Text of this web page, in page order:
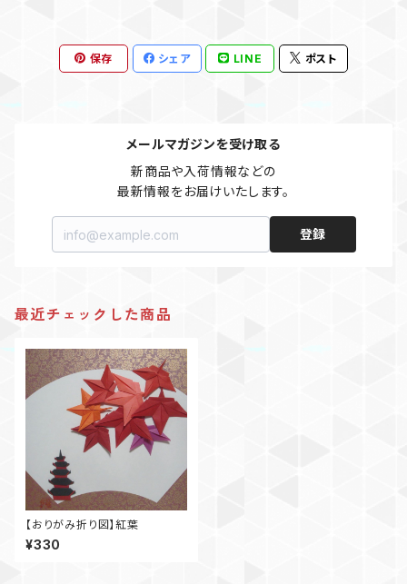
保存 シェア LINE ポスト
メールマガジンを受け取る
新商品や入荷情報などの
最新情報をお届けいたします。
登録
最近チェックした商品
【おりがみ折り図】紅葉
¥330